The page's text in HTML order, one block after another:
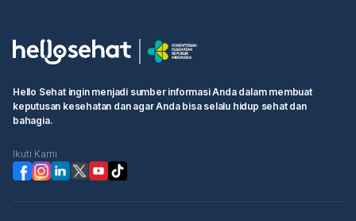
Hello Sehat ingin menjadi sumber informasi Anda dalam membuat
keputusan kesehatan dan agar Anda bisa selalu hidup sehat dan
bahagia.
Ikuti Kami